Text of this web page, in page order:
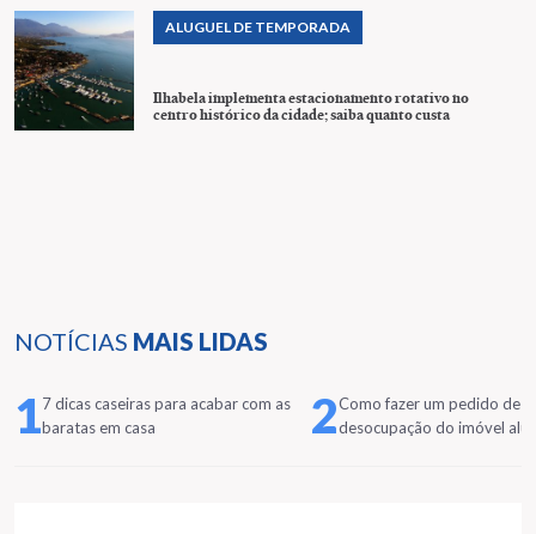
NOTÍCIAS MAIS LIDAS
17 dicas caseiras para acabar com as
baratas em casa
2Como fazer um pedido de
desocupação do imóvel
ALUGUEL DE TEMPORADA
Ilhabela implementa estacionamento rotativo no
centro histórico da cidade; saiba quanto custa